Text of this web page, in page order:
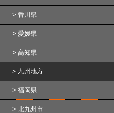
香川県
愛媛県
高知県
九州地方
福岡県
北九州市